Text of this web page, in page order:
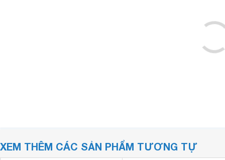
XEM THÊM CÁC SẢN PHẨM TƯƠNG TỰ